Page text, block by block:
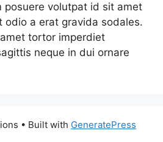
posuere volutpat id sit amet
odio a erat gravida sodales.
tortor imperdiet
neque in dui ornare
• Built with GeneratePress